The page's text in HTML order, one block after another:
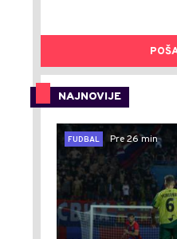
NAJNOVIJE
FUDBAL
Pre 26 min